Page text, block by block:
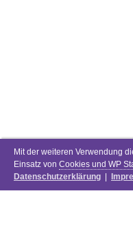
Mit der weiteren Verwendung
Einsatz von Cookies und WP
Datenschutzerklärung